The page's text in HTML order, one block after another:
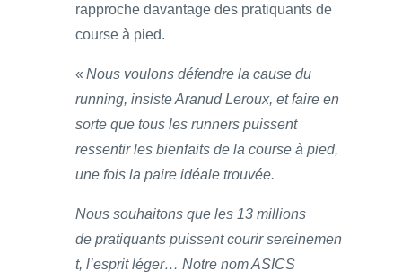
rapproche davantage des pratiquants de
course à pied.
« Nous voulons défendre la cause du
running, insiste Aranud Leroux, et faire en
sorte que tous les runners puissent
ressentir les bienfaits de la course à pied,
une fois la paire idéale trouvée.
Nous souhaitons que les 13 millions
de pratiquants puissent courir sereinemen
t, l’esprit léger… Notre nom ASICS